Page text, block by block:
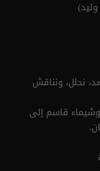
نحلل، ونناقش
قاسم إلى